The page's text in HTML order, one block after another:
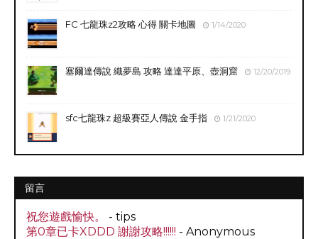
FC 七龍珠z2攻略 心得 關卡地圖 1/14/2020
塞爾達傳說 織夢島 攻略 達達平原、壺洞窟 12/20/2019
sfc七龍珠z 超級賽亞人傳說 金手指 1/21/2020
留言
祝您遊戲愉快。
- tips
第0章已卡XDDD 謝謝攻略!!!!!! - Anonymous